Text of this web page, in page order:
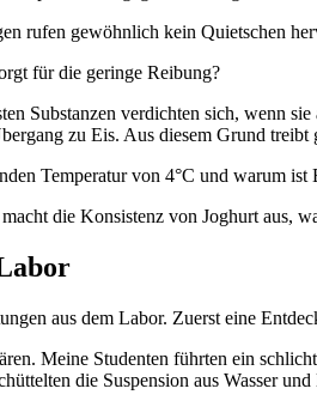
rufen gewöhnlich kein Quietschen
für die geringe Reibung?
Substanzen verdichten sich, wenn
zu Eis. Aus diesem Grund treibt
Temperatur von 4°C und warum
die Konsistenz von Joghurt aus,
aus dem Labor. Zuerst eine
Meine Studenten führten ein
die Suspension aus Wasser